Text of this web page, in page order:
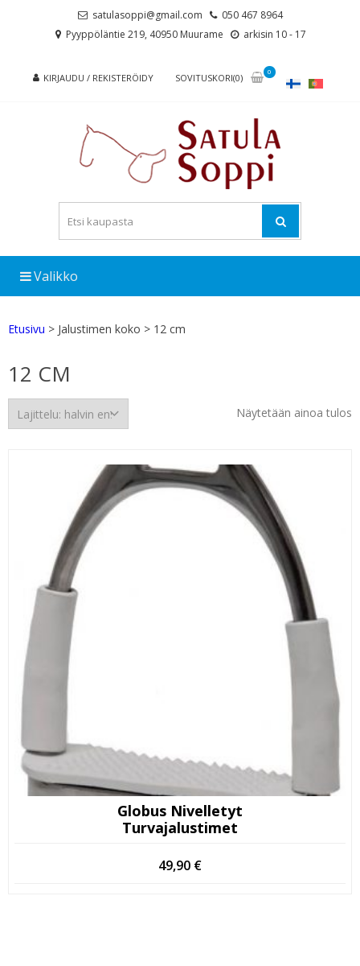
satulasoppi@gmail.com
050 467 8964
Pyyppöläntie 219, 40950 Muurame
arkisin 10 - 17
KIRJAUDU / REKISTERÖIDY SOVITUSKORI(0)
0
Valikko
Etusivu > Jalustimen koko > 12 cm
12 CM
Näytetään ainoa tulos
Globus Nivelletyt
Turvajalustimet
49,90 €